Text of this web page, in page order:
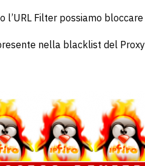
Filter possiamo
nella blacklist del